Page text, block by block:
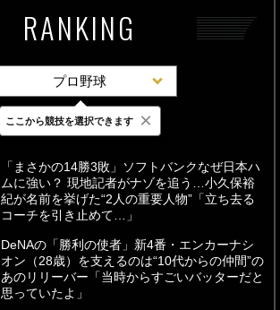
RANKING
プロ野球
最新 24時間 週間
「まさかの14勝3敗」ソフトバンクなぜ日本ハ
ムに強い？ 現地記者がナゾを追う…小久保裕
紀が名前を挙げた“2人の重要人物”「立ち去る
コーチを引き止めて…」
DeNAの「勝利の使者」新4番・エンカーナシ
オン（28歳）を支えるのは“10代からの仲間”の
あのリリーバー「当時からすごいバッターだと
思っていたよ」
ここから競技を選択できます ×